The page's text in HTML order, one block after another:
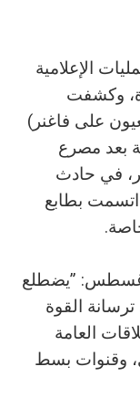
الإعلامية
وكشفت
على فاغنر)
بعد مصرع
في حادث
طائرة غامض في عام 2023، اتسمت بطابع
صادرٍ يوم 10 آب/أغسطس: ”يضطلع
القوة
العامة
وقنوات بسط